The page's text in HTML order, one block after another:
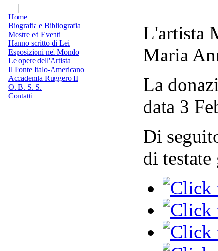
Home
Biografia e Bibliografia
Mostre ed Eventi
Hanno scritto di Lei
Esposizioni nel Mondo
Le opere dell'Artista
Il Ponte Italo-Americano
Accademia Ruggero II
O. B. S. S.
Contatti
L'artista
Maria
La
data 3
Di
di